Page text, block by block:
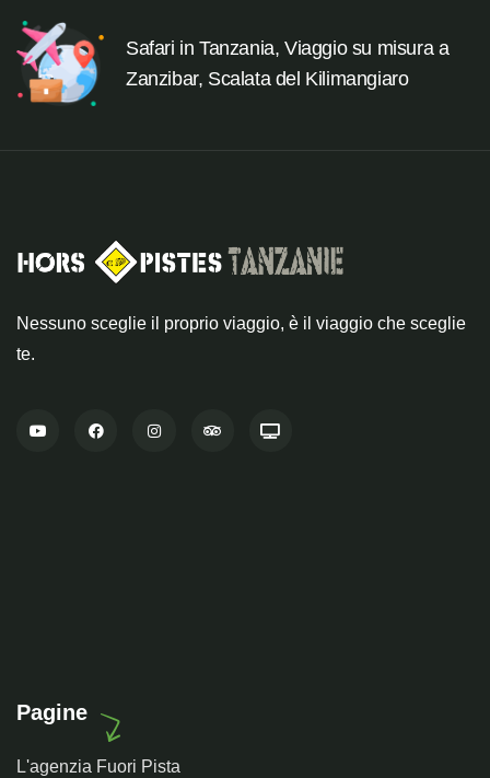
Safari in Tanzania, Viaggio su misura a
Zanzibar, Scalata del Kilimangiaro
Nessuno sceglie il proprio viaggio, è il viaggio che sceglie
te.
Pagine
L'agenzia Fuori Pista